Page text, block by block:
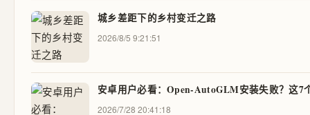
城乡差距下的乡村变迁之路
2026/8/5 9:21:51
安卓用户必看：Open-AutoGLM安装失败？这7
2026/7/28 20:41:18